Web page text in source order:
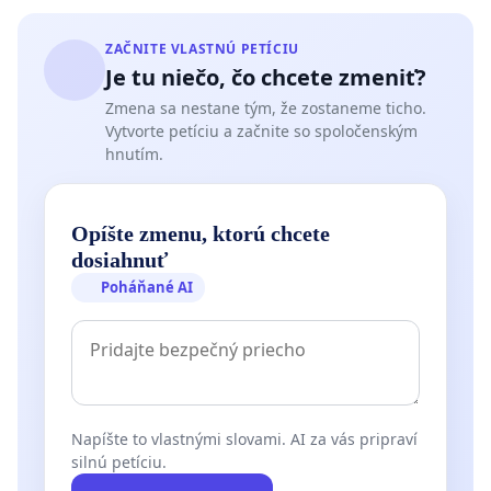
ZAČNITE VLASTNÚ PETÍCIU
Je tu niečo, čo chcete zmeniť?
Zmena sa nestane tým, že zostaneme ticho.
Vytvorte petíciu a začnite so spoločenským
hnutím.
Opíšte zmenu, ktorú chcete
dosiahnuť
Poháňané AI
Napíšte to vlastnými slovami. AI za vás pripraví
silnú petíciu.